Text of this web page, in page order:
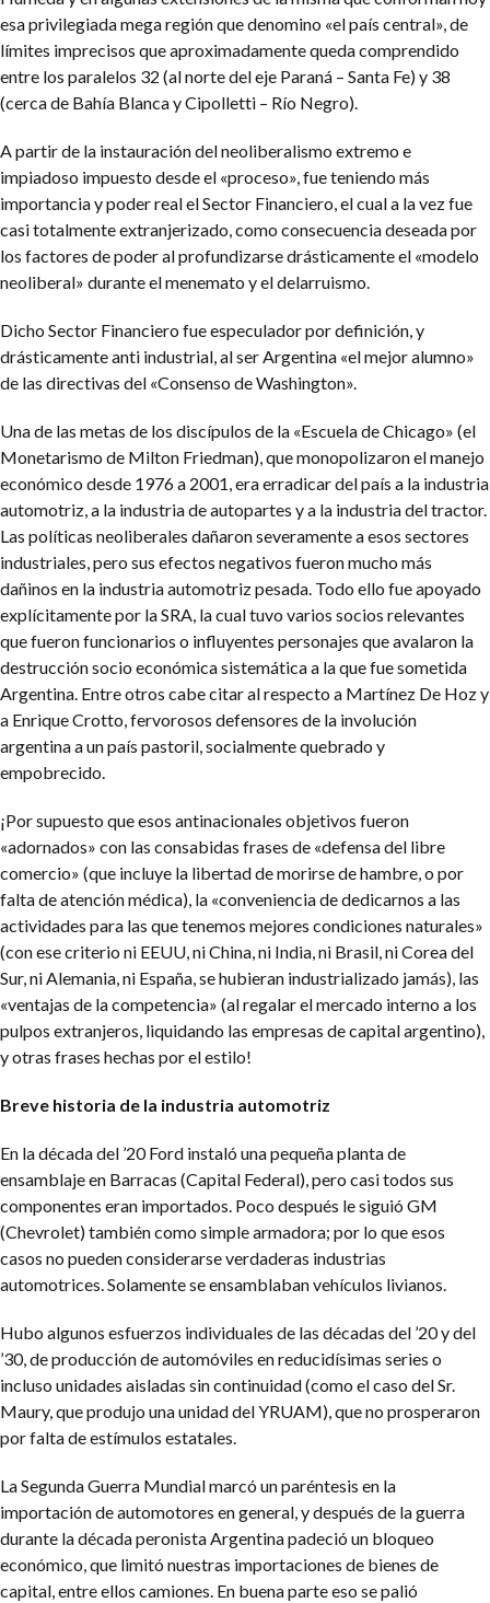
esa privilegiada mega región que denomino «el país central», de
límites imprecisos que aproximadamente queda comprendido
entre los paralelos 32 (al norte del eje Paraná – Santa Fe) y 38
(cerca de Bahía Blanca y Cipolletti – Río Negro).
A partir de la instauración del neoliberalismo extremo e
impiadoso impuesto desde el «proceso», fue teniendo más
importancia y poder real el Sector Financiero, el cual a la vez fue
casi totalmente extranjerizado, como consecuencia deseada por
los factores de poder al profundizarse drásticamente el «modelo
neoliberal» durante el menemato y el delarruismo.
Dicho Sector Financiero fue especulador por definición, y
drásticamente anti industrial, al ser Argentina «el mejor alumno»
de las directivas del «Consenso de Washington».
Una de las metas de los discípulos de la «Escuela de Chicago» (el
Monetarismo de Milton Friedman), que monopolizaron el manejo
económico desde 1976 a 2001, era erradicar del país a la industria
automotriz, a la industria de autopartes y a la industria del tractor.
Las políticas neoliberales dañaron severamente a esos sectores
industriales, pero sus efectos negativos fueron mucho más
dañinos en la industria automotriz pesada. Todo ello fue apoyado
explícitamente por la SRA, la cual tuvo varios socios relevantes
que fueron funcionarios o influyentes personajes que avalaron la
destrucción socio económica sistemática a la que fue sometida
Argentina. Entre otros cabe citar al respecto a Martínez De Hoz y
a Enrique Crotto, fervorosos defensores de la involución
argentina a un país pastoril, socialmente quebrado y
empobrecido.
¡Por supuesto que esos antinacionales objetivos fueron
«adornados» con las consabidas frases de «defensa del libre
comercio» (que incluye la libertad de morirse de hambre, o por
falta de atención médica), la «conveniencia de dedicarnos a las
actividades para las que tenemos mejores condiciones naturales»
(con ese criterio ni EEUU, ni China, ni India, ni Brasil, ni Corea del
Sur, ni Alemania, ni España, se hubieran industrializado jamás), las
«ventajas de la competencia» (al regalar el mercado interno a los
pulpos extranjeros, liquidando las empresas de capital argentino),
y otras frases hechas por el estilo!
Breve historia de la industria automotriz
En la década del ’20 Ford instaló una pequeña planta de
ensamblaje en Barracas (Capital Federal), pero casi todos sus
componentes eran importados. Poco después le siguió GM
(Chevrolet) también como simple armadora; por lo que esos
casos no pueden considerarse verdaderas industrias
automotrices. Solamente se ensamblaban vehículos livianos.
Hubo algunos esfuerzos individuales de las décadas del ’20 y del
’30, de producción de automóviles en reducidísimas series o
incluso unidades aisladas sin continuidad (como el caso del Sr.
Maury, que produjo una unidad del YRUAM), que no prosperaron
por falta de estímulos estatales.
La Segunda Guerra Mundial marcó un paréntesis en la
importación de automotores en general, y después de la guerra
durante la década peronista Argentina padeció un bloqueo
económico, que limitó nuestras importaciones de bienes de
capital, entre ellos camiones. En buena parte eso se palió